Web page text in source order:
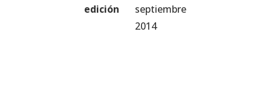
edición
septiembre
2014